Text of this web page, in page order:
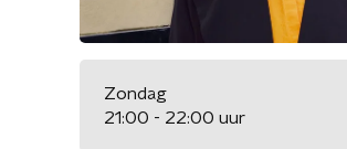
Zondag
21:00 - 22:00 uur